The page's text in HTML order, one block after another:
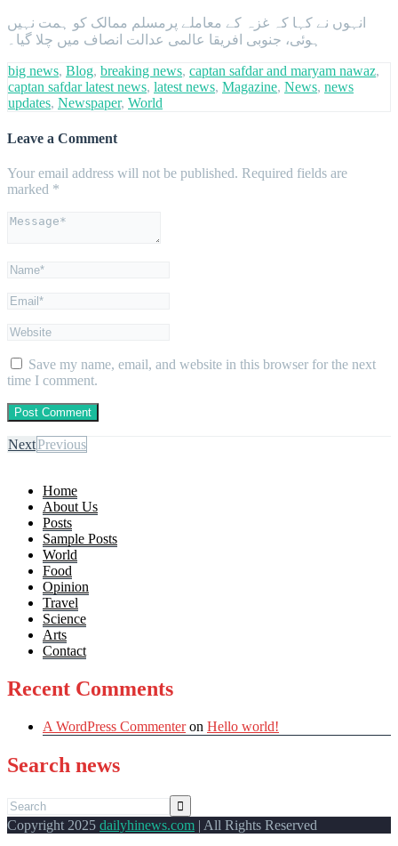
انہوں نے کہا کہ غزہ کے معاملے پرمسلم ممالک کو ہمت نہیں
ہوئی، جنوبی افریقا عالمی عدالت انصاف میں چلا گیا۔
big news, Blog, breaking news, captan safdar and maryam nawaz,
captan safdar latest news, latest news, Magazine, News, news
updates, Newspaper, World
Leave a Comment
Your email address will not be published. Required fields are
marked *
Save my name, email, and website in this browser for the next
time I comment.
NextPrevious
Home
About Us
Posts
Sample Posts
World
Food
Opinion
Travel
Science
Arts
Contact
Recent Comments
A WordPress Commenteron Hello world!
Search news
Copyright 2025 dailyhinews.com | All Rights Reserved